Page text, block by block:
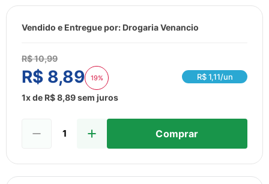
Vendido e Entregue por: Drogaria Venancio
R$10,99
R$ 8,89 19% R$1,11/un
1x de R$8,89sem juros
Comprar